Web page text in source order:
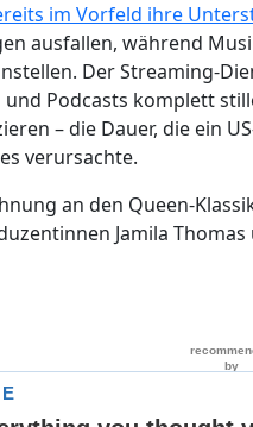
im Vorfeld ihre
ausfallen, während
Der Streaming-
Podcasts komplett
– die Dauer, die ein
verursachte.
an den Queen-
Jamila Thomas